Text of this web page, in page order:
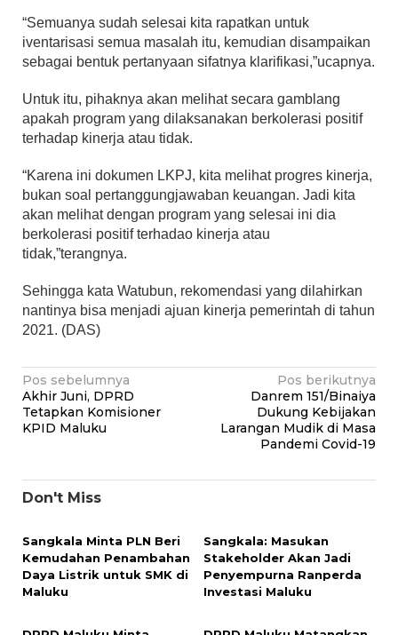
“Semuanya sudah selesai kita rapatkan untuk
iventarisasi semua masalah itu, kemudian disampaikan
sebagai bentuk pertanyaan sifatnya klarifikasi,”ucapnya.
Untuk itu, pihaknya akan melihat secara gamblang
apakah program yang dilaksanakan berkolerasi positif
terhadap kinerja atau tidak.
“Karena ini dokumen LKPJ, kita melihat progres kinerja,
bukan soal pertanggungjawaban keuangan. Jadi kita
akan melihat dengan program yang selesai ini dia
berkolerasi positif terhadao kinerja atau
tidak,”terangnya.
Sehingga kata Watubun, rekomendasi yang dilahirkan
nantinya bisa menjadi ajuan kinerja pemerintah di tahun
2021. (DAS)
Navigasi
pos
Pos sebelumnya
Akhir Juni, DPRD
Tetapkan Komisioner
KPID Maluku
Pos berikutnya
Danrem 151/Binaiya
Dukung Kebijakan
Larangan Mudik di Masa
Pandemi Covid-19
Don't Miss
Sangkala Minta PLN Beri
Kemudahan Penambahan
Daya Listrik untuk SMK di
Maluku
Sangkala: Masukan
Stakeholder Akan Jadi
Penyempurna Ranperda
Investasi Maluku